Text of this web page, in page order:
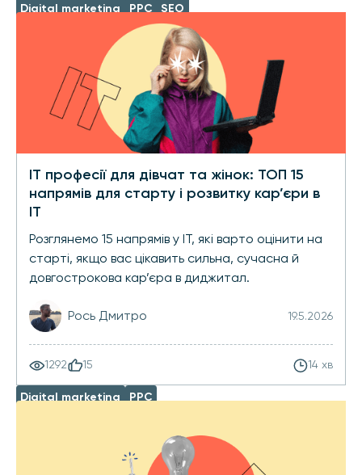
Digital marketing PPC SEO
IT професії для дівчат та жінок: ТОП 15
напрямів для старту і розвитку кар’єри в
IT
Розглянемо 15 напрямів у IT, які варто оцінити на
старті, якщо вас цікавить сильна, сучасна й
довгострокова кар’єра в диджитал.
Рось Дмитро 19.5.2026
1292 15 14 хв
Digital marketing PPC